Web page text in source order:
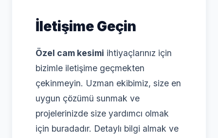
İletişime Geçin
Özel cam kesimi ihtiyaçlarınız için
bizimle iletişime geçmekten
çekinmeyin. Uzman ekibimiz, size en
uygun çözümü sunmak ve
projelerinizde size yardımcı olmak
için buradadır. Detaylı bilgi almak ve